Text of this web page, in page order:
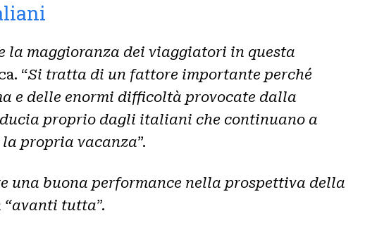
la maggioranza dei viaggiatori in questa
“Si tratta di un fattore importante perché
e delle enormi difficoltà provocate dalla
proprio dagli italiani che continuano a
propria vacanza”.
una buona performance nella prospettiva della
“avanti tutta”.